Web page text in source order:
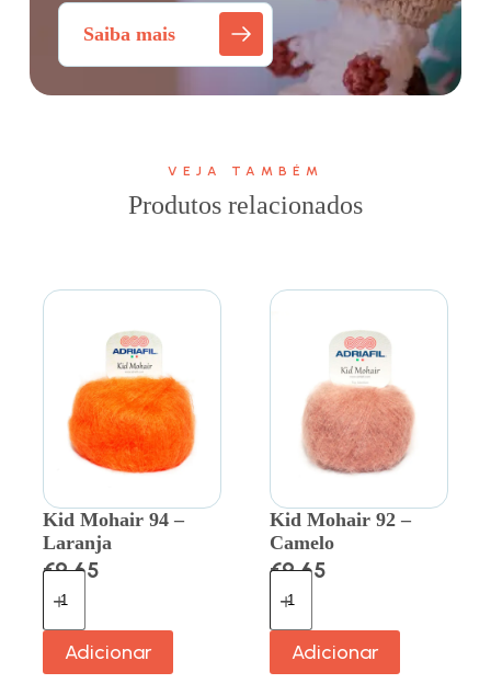
Saiba mais
VEJA TAMBÉM
Produtos relacionados
Kid Mohair 94 –
Laranja
€9.65
Adicionar
Kid Mohair 92 –
Camelo
€9.65
Adicionar